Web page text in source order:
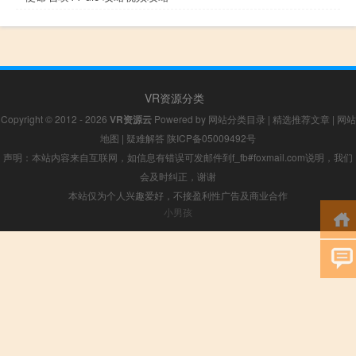
VR资源分类
Copyright © 2012 - 2026 VR资源云Powered by 网站分类目录 | 精选推荐文章 | 网站
地图 | 疑难解答 陕ICP备05009492号
声明：本站内容来自互联网，如信息有错误可发邮件到f_fb#foxmail.com说明，我们
会及时纠正，谢谢
本站仅为个人兴趣爱好，不接盈利性广告及商业合作
小男孩